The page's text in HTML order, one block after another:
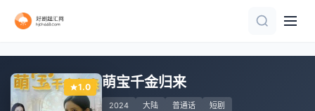
1.0 萌宝千金归来
2024 大陆 普通话 短剧
完结
已完结
更新全集
全75集
全集完结
更新第43集
更新全集
全集完结
正片
完结